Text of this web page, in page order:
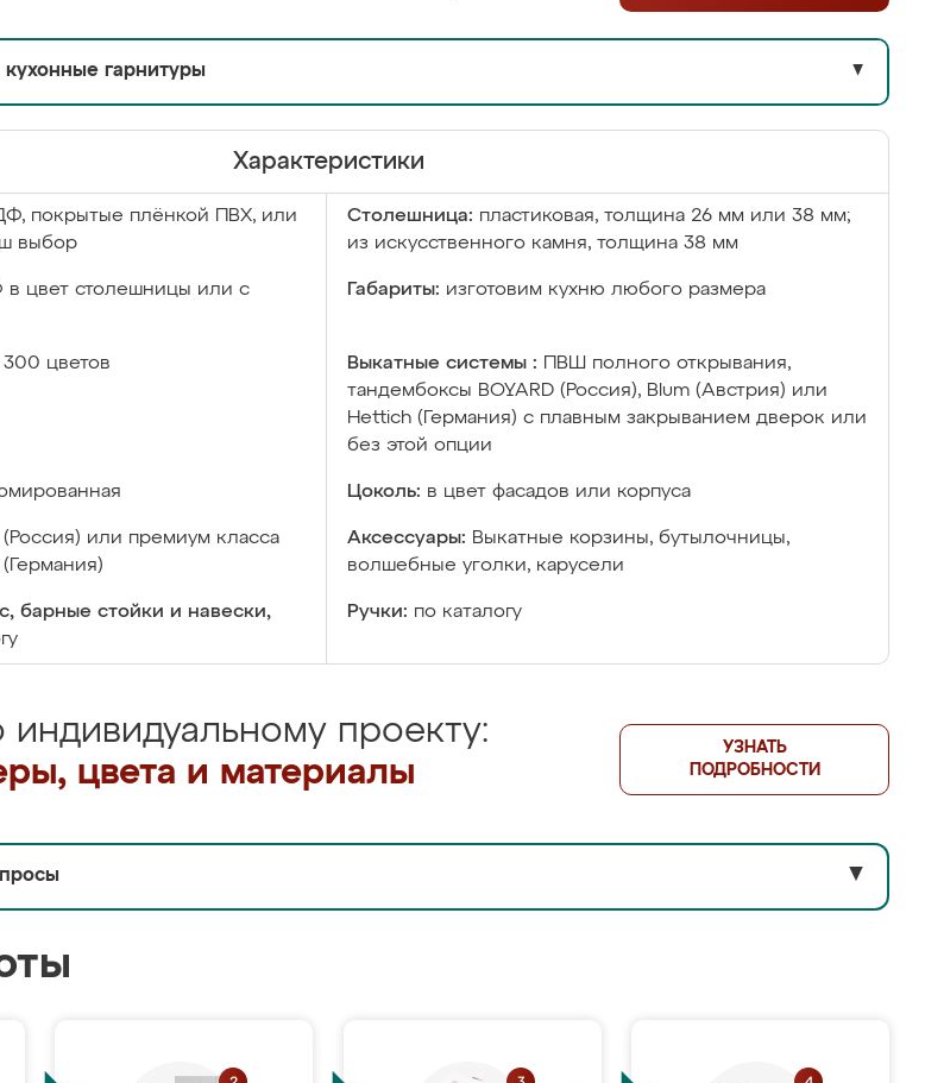
кухонные гарнитуры ▼
Характеристики
покрытые плёнкой ПВХ, или
выбор
Столешница: пластиковая, толщина 26 мм или 38 мм;
из искусственного камня, толщина 38 мм
цвет столешницы или с
Габариты: изготовим кухню любого размера
цветов Выкатные системы :
ПВШ полного открывания,
тандембоксы BOYARD (Россия), Blum (Австрия) или
Hettich (Германия) с плавным закрыванием дверок или
без этой опции
Цоколь: в цвет фасадов или корпуса
(Россия) или премиум класса
Аксессуары: Выкатные корзины, бутылочницы,
волшебные уголки, карусели
барные стойки и навески,
Ручки: по каталогу
индивидуальному проекту:
цвета и материалы
УЗНАТЬ
ПОДРОБНОСТИ
▼